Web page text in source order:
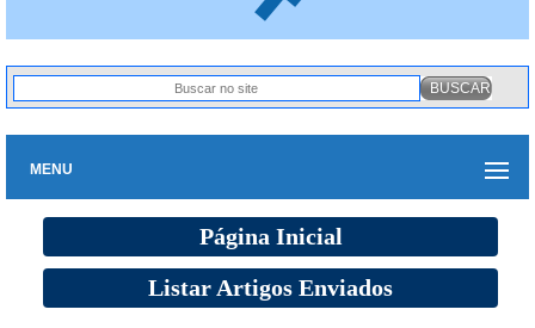
MENU
Página Inicial
Listar Artigos Enviados